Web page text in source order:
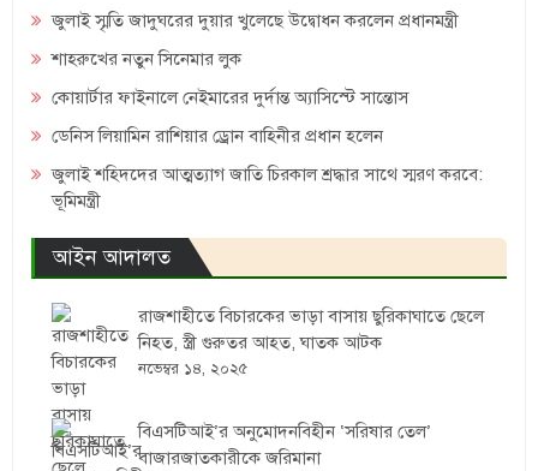
জুলাই স্মৃতি জাদুঘরের দুয়ার খুলেছে উদ্বোধন করলেন প্রধানমন্ত্রী
শাহরুখের নতুন সিনেমার লুক
কোয়ার্টার ফাইনালে নেইমারের দুর্দান্ত অ্যাসিস্টে সান্তোস
ডেনিস লিয়ামিন রাশিয়ার ড্রোন বাহিনীর প্রধান হলেন
জুলাই শহিদদের আত্মত্যাগ জাতি চিরকাল শ্রদ্ধার সাথে স্মরণ করবে:
ভূমিমন্ত্রী
আইন আদালত
রাজশাহীতে বিচারকের ভাড়া বাসায় ছুরিকাঘাতে ছেলে
নিহত, স্ত্রী গুরুতর আহত, ঘাতক আটক
নভেম্বর ১৪, ২০২৫
বিএসটিআই’র অনুমোদনবিহীন ‘সরিষার তেল’
বাজারজাতকারীকে জরিমানা